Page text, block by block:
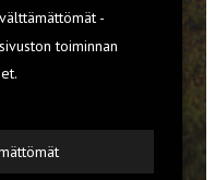
-
toiminnan